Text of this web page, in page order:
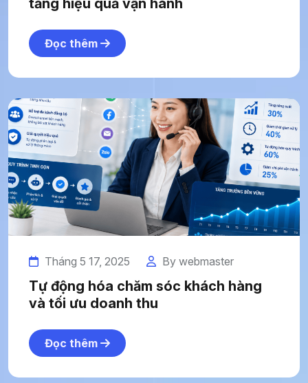
tăng hiệu quả vận hành
Đọc thêm
Tháng 5 17, 2025 By webmaster
Tự động hóa chăm sóc khách hàng
và tối ưu doanh thu
Đọc thêm